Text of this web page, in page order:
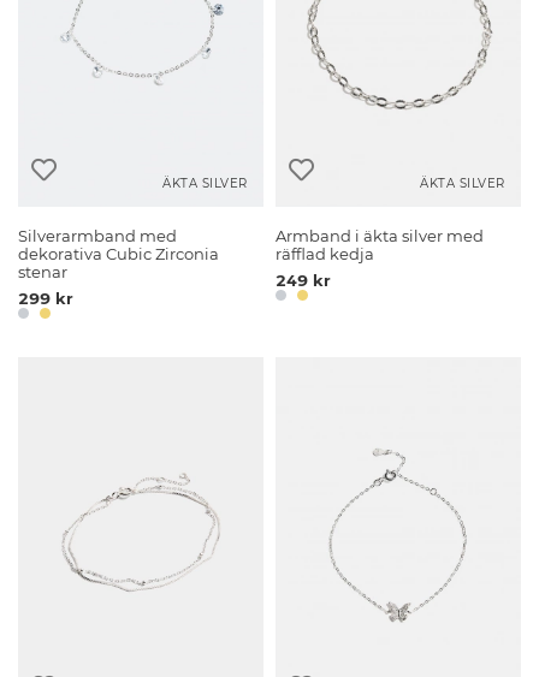
ÄKTA SILVER
Silverarmband med
dekorativa Cubic Zirconia
stenar
299 kr
ÄKTA SILVER
Armband i äkta silver med
räfflad kedja
249 kr